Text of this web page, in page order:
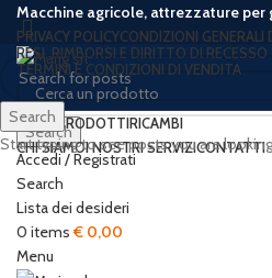
Macchine agricole, attrezzature per
PRIVACY POLICYCONDIZIONI GENERALI
RESI, RIMBORSI E DIRITTO DI RECESSO
TERMINI E CONDIZIONI DI VENDITA
Search
Accedi / Registrati
Search
Lista dei desideri
0 items € 0,00
Menu
HOME PRODOTTIRICAMBI
CHI SIAMOI NOSTRI SERVIZICONTATTI
Search
Start typing to see posts you are